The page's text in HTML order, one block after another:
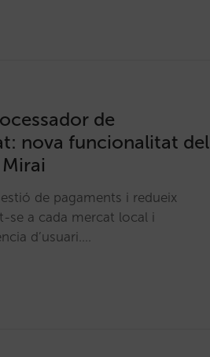
de
nova funcionalitat del
de pagaments i redueix
se a cada mercat local i
d’usuari.…